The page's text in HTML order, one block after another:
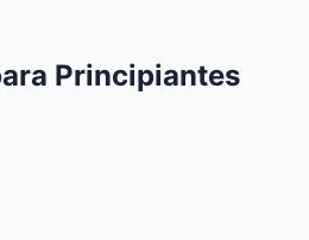
Principiantes